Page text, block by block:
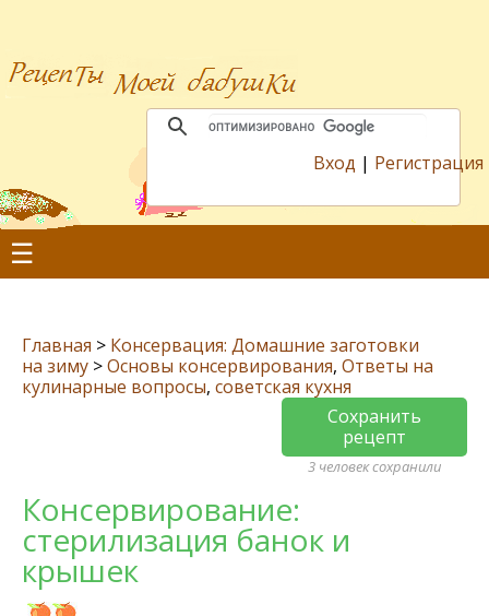
Вход | Регистрация
☰
Главная > Консервация: Домашние заготовки
на зиму >Основы консервирования, Ответы на
кулинарные вопросы, советская кухня
Сохранить
рецепт
3 человек сохранили
Консервирование:
стерилизация банок и
крышек